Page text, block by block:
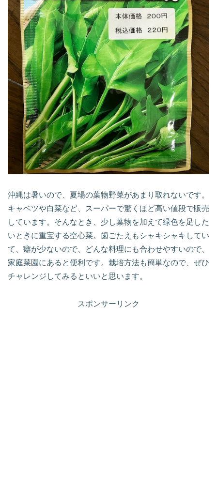
沖縄は暑いので、夏場の葉物野菜があまり取れないです。
キャベツや白菜など、スーパーで驚くほど高い値段で販売
しています。そんなとき、少し葉物を加えて緑色を足した
いときに重宝する空心菜。歯ごたえもシャキシャキしてい
て、癖が少ないので、どんな料理にも合わせやすいので、
家庭菜園にあると便利です。栽培方法も簡単なので、ぜひ
チャレンジしてみるといいと思います。
スポンサーリンク